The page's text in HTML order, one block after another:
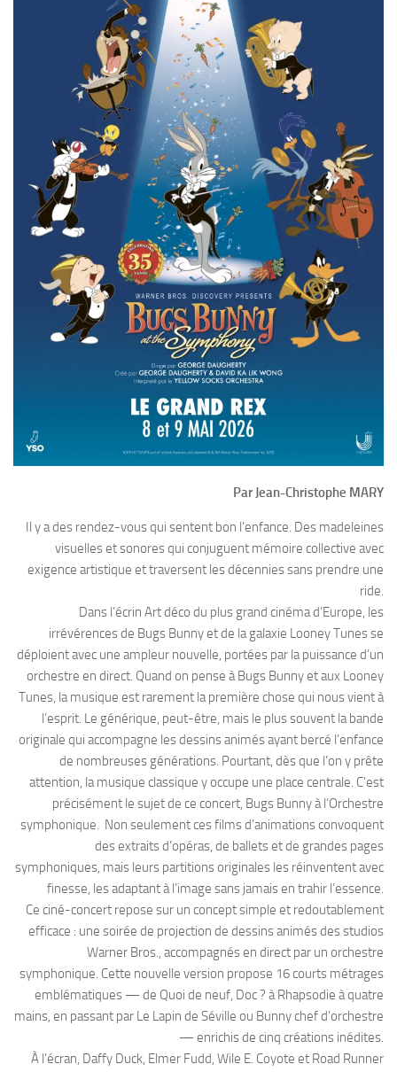
Par Jean-Christophe MARY
Il y a des rendez-vous qui sentent bon l’enfance. Des madeleines
visuelles et sonores qui conjuguent mémoire collective avec
exigence artistique et traversent les décennies sans prendre une
ride.
Dans l’écrin Art déco du plus grand cinéma d’Europe, les
irrévérences de Bugs Bunny et de la galaxie Looney Tunes se
déploient avec une ampleur nouvelle, portées par la puissance d’un
orchestre en direct. Quand on pense à Bugs Bunny et aux Looney
Tunes, la musique est rarement la première chose qui nous vient à
l’esprit. Le générique, peut-être, mais le plus souvent la bande
originale qui accompagne les dessins animés ayant bercé l’enfance
de nombreuses générations. Pourtant, dès que l’on y prête
attention, la musique classique y occupe une place centrale. C’est
précisément le sujet de ce concert, Bugs Bunny à l’Orchestre
symphonique. Non seulement ces films d’animations convoquent
des extraits d’opéras, de ballets et de grandes pages
symphoniques, mais leurs partitions originales les réinventent avec
finesse, les adaptant à l’image sans jamais en trahir l’essence.
Ce ciné-concert repose sur un concept simple et redoutablement
efficace : une soirée de projection de dessins animés des studios
Warner Bros., accompagnés en direct par un orchestre
symphonique. Cette nouvelle version propose 16 courts métrages
emblématiques — de Quoi de neuf, Doc ? à Rhapsodie à quatre
mains, en passant par Le Lapin de Séville ou Bunny chef d’orchestre
— enrichis de cinq créations inédites.
À l’écran, Daffy Duck, Elmer Fudd, Wile E. Coyote et Road Runner